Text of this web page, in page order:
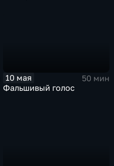
10 мая
50 мин
Фальшивый голос